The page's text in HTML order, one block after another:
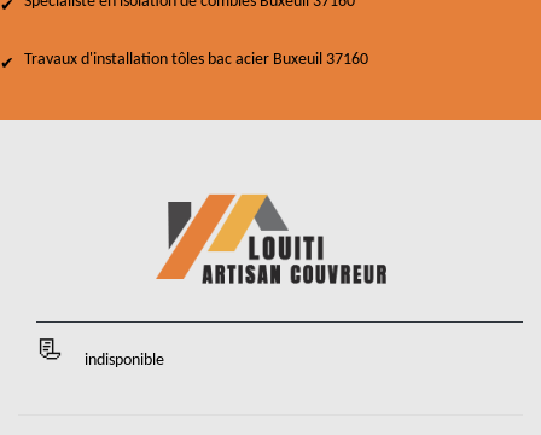
Travaux d'installation tôles bac acier Buxeuil 37160
indisponible